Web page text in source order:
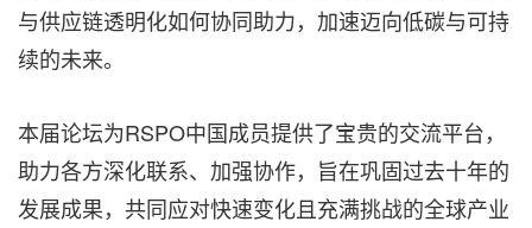
与供应链透明化如何协同助力，加速迈向低碳与可持
续的未来。
本届论坛为RSPO中国成员提供了宝贵的交流平台，
助力各方深化联系、加强协作，旨在巩固过去十年的
发展成果，共同应对快速变化且充满挑战的全球产业